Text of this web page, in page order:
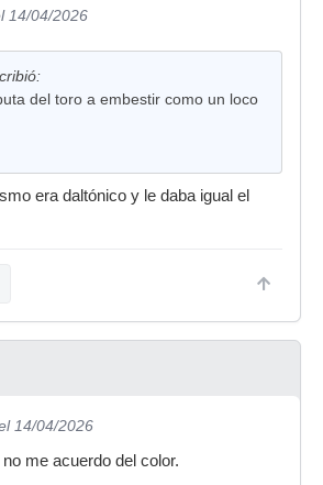
14/04/2026
del toro a embestir como un loco
era daltónico y le daba igual el
14/04/2026
me acuerdo del color.